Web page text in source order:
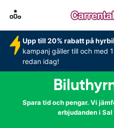
Upp till 20% rabatt på
kampanj gäller till och med
redan idag!
Spara tid och pengar. Vi
erbjudanden i